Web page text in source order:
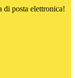
di posta elettronica!